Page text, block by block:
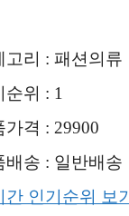
고리 : 패션의류
순위 : 1
가격 : 29900
배송 : 일반배송
간 인기순위 보기